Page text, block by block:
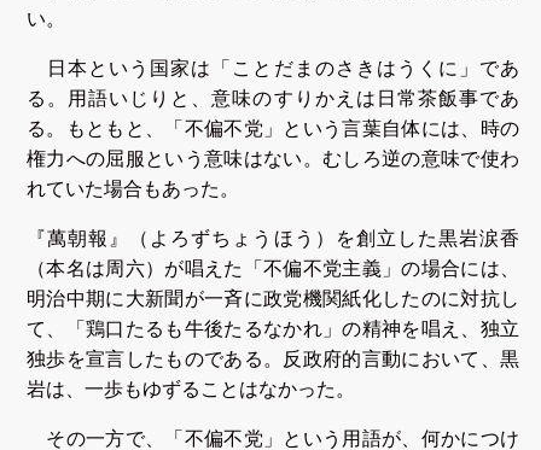
い。
日本という国家は「ことだまのさきはうくに」であ
る。用語いじりと、意味のすりかえは日常茶飯事であ
る。もともと、「不偏不党」という言葉自体には、時の
権力への屈服という意味はない。むしろ逆の意味で使わ
れていた場合もあった。
『萬朝報』（よろずちょうほう）を創立した黒岩涙香
（本名は周六）が唱えた「不偏不党主義」の場合には、
明治中期に大新聞が一斉に政党機関紙化したのに対抗し
て、「鶏口たるも牛後たるなかれ」の精神を唱え、独立
独歩を宣言したものである。反政府的言動において、黒
岩は、一歩もゆずることはなかった。
その一方で、「不偏不党」という用語が、何かにつけ